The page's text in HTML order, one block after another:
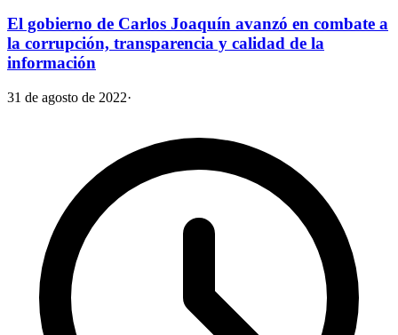
El gobierno de Carlos Joaquín avanzó en combate a
la corrupción, transparencia y calidad de la
información
31 de agosto de 2022·